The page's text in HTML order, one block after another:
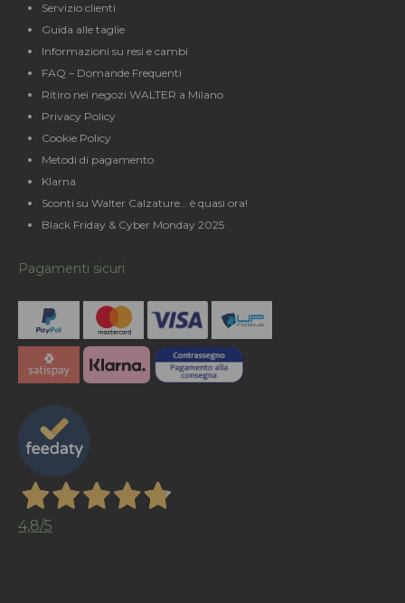
Servizio clienti
Guida alle taglie
Informazioni su resi e cambi
FAQ – Domande Frequenti
Ritiro nei negozi WALTER a Milano
Privacy Policy
Cookie Policy
Metodi di pagamento
Klarna
Sconti su Walter Calzature… è quasi ora!
Black Friday & Cyber Monday 2025
Pagamenti sicuri
4,8/5